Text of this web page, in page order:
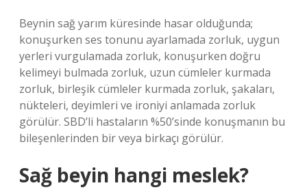
Beynin sağ yarım küresinde hasar olduğunda;
konuşurken ses tonunu ayarlamada zorluk, uygun
yerleri vurgulamada zorluk, konuşurken doğru
kelimeyi bulmada zorluk, uzun cümleler kurmada
zorluk, birleşik cümleler kurmada zorluk, şakaları,
nükteleri, deyimleri ve ironiyi anlamada zorluk
görülür. SBD’li hastaların %50’sinde konuşmanın bu
bileşenlerinden bir veya birkaçı görülür.
Sağ beyin hangi meslek?